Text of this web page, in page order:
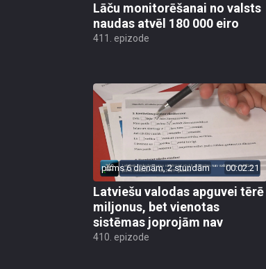
Lāču monitorēšanai no valsts
naudas atvēl 180 000 eiro
411. epizode
pirms 6 dienām, 2 stundām 00:02:21
Latviešu valodas apguvei tērē
miljonus, bet vienotas
sistēmas joprojām nav
410. epizode